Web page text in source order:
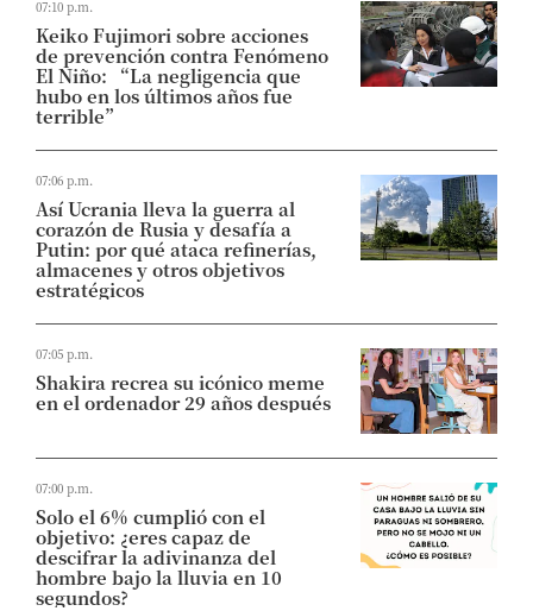
07:10 p.m.
Keiko Fujimori sobre acciones
de prevención contra Fenómeno
El Niño: “La negligencia que
hubo en los últimos años fue
terrible”
07:06 p.m.
Así Ucrania lleva la guerra al
corazón de Rusia y desafía a
Putin: por qué ataca refinerías,
almacenes y otros objetivos
estratégicos
07:05 p.m.
Shakira recrea su icónico meme
en el ordenador 29 años después
07:00 p.m.
Solo el 6% cumplió con el
objetivo: ¿eres capaz de
descifrar la adivinanza del
hombre bajo la lluvia en 10
segundos?